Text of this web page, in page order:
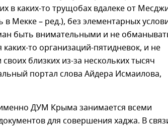
в каких-то трущобах вдалеке от
Мекке – ред.), без элементарных
быть внимательными и не
то организаций-пятидневок, и не
близких из-за нескольких тысяч
портал слова Айдера Исмаилова,
ДУМ Крыма занимается всеми
для совершения хаджа. В